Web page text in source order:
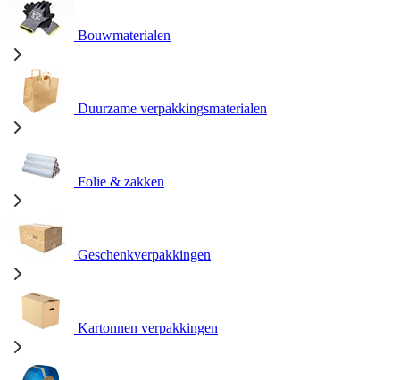
Bouwmaterialen
Duurzame verpakkingsmaterialen
Folie & zakken
Geschenkverpakkingen
Kartonnen verpakkingen